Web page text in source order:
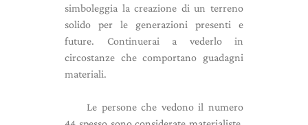
simboleggia la creazione di un terreno
solido per le generazioni presenti e
future. Continuerai a vederlo in
circostanze che comportano guadagni
materiali.
Le persone che vedono il numero